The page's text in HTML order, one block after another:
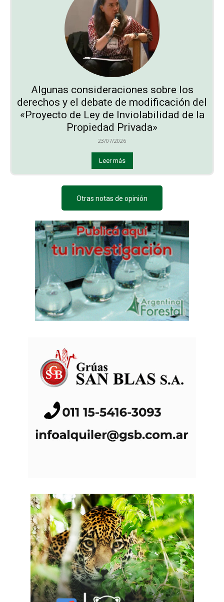
Algunas consideraciones sobre los
derechos y el debate de modificación del
«Proyecto de Ley de Inviolabilidad de la
Propiedad Privada»
23/07/2026
Leer más
Otras notas de opinión